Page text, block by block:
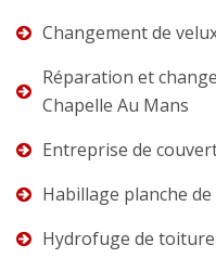
Changement de
Réparation et
Chapelle Au Mans
Entreprise de
Habillage planche
Hydrofuge de